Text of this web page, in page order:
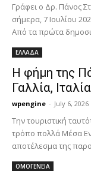
Γράφει ο Δρ. Πάνος
σήμερα, 7 Ιουλίου
Από τα πρώτα
ΕΛΛΑΔΑ
Η φήμη της
Γαλλία,
wpengine - July 6, 2026
Την τουριστική
τρόπο πολλά Μέσα
αποτέλεσμα της
ΟΜΟΓΕΝΕΙΑ